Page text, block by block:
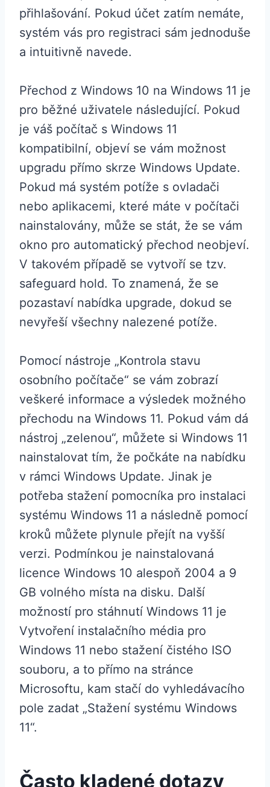
přihlašování. Pokud účet zatím nemáte,
systém vás pro registraci sám jednoduše
a intuitivně navede.
Přechod z Windows 10 na Windows 11 je
pro běžné uživatele následující. Pokud
je váš počítač s Windows 11
kompatibilní, objeví se vám možnost
upgradu přímo skrze Windows Update.
Pokud má systém potíže s ovladači
nebo aplikacemi, které máte v počítači
nainstalovány, může se stát, že se vám
okno pro automatický přechod neobjeví.
V takovém případě se vytvoří se tzv.
safeguard hold. To znamená, že se
pozastaví nabídka upgrade, dokud se
nevyřeší všechny nalezené potíže.
Pomocí nástroje „Kontrola stavu
osobního počítače“ se vám zobrazí
veškeré informace a výsledek možného
přechodu na Windows 11. Pokud vám dá
nástroj „zelenou“, můžete si Windows 11
nainstalovat tím, že počkáte na nabídku
v rámci Windows Update. Jinak je
potřeba stažení pomocníka pro instalaci
systému Windows 11 a následně pomocí
kroků můžete plynule přejít na vyšší
verzi. Podmínkou je nainstalovaná
licence Windows 10 alespoň 2004 a 9
GB volného místa na disku. Další
možností pro stáhnutí Windows 11 je
Vytvoření instalačního média pro
Windows 11 nebo stažení čistého ISO
souboru, a to přímo na stránce
Microsoftu, kam stačí do vyhledávacího
pole zadat „Stažení systému Windows
11“.
Často kladené dotazy